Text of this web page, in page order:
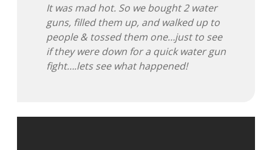
It was mad hot. So we bought 2 water
guns, filled them up, and walked up to
people & tossed them one…just to see
if they were down for a quick water gun
fight….lets see what happened!